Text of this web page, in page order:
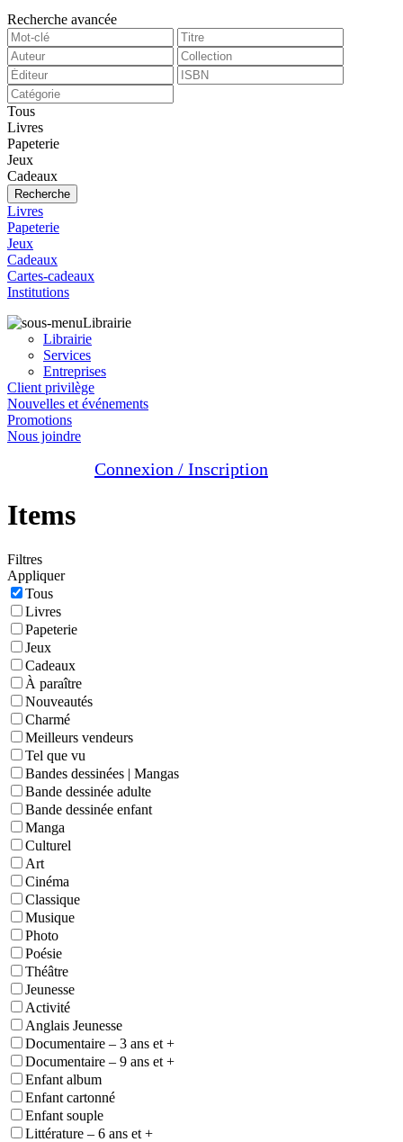
Recherche avancée
Tous
Livres
Papeterie
Jeux
Cadeaux
Recherche
Livres
Papeterie
Jeux
Cadeaux
Cartes-cadeaux
Institutions
Librairie
Librairie
Services
Entreprises
Client privilège
Nouvelles et événements
Promotions
Nous joindre
Connexion / Inscription
Items
Filtres
Appliquer
Tous
Livres
Papeterie
Jeux
Cadeaux
À paraître
Nouveautés
Charmé
Meilleurs vendeurs
Tel que vu
Bandes dessinées | Mangas
Bande dessinée adulte
Bande dessinée enfant
Manga
Culturel
Art
Cinéma
Classique
Musique
Photo
Poésie
Théâtre
Jeunesse
Activité
Anglais Jeunesse
Documentaire – 3 ans et +
Documentaire – 9 ans et +
Enfant album
Enfant cartonné
Enfant souple
Littérature – 6 ans et +